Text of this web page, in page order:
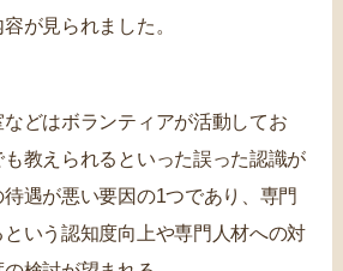
が見られました。
などはボランティアが活動してお
も教えられるといった誤った認識が
遇が悪い要因の1つであり、専門
いう認知度向上や専門人材への対